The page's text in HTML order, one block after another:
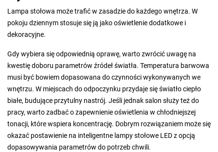
Lampa stołowa może trafić w zasadzie do każdego wnętrza. W
pokoju dziennym stosuje się ją jako oświetlenie dodatkowe i
dekoracyjne.
Gdy wybiera się odpowiednią oprawę, warto zwrócić uwagę na
kwestię doboru parametrów źródeł światła. Temperatura barwowa
musi być bowiem dopasowana do czynności wykonywanych we
wnętrzu. W miejscach do odpoczynku przydaje się światło ciepło
białe, budujące przytulny nastrój. Jeśli jednak salon służy też do
pracy, warto zadbać o zapewnienie oświetlenia w chłodniejszej
tonacji, które wspiera koncentrację. Dobrym rozwiązaniem może się
okazać postawienie na inteligentne lampy stołowe LED z opcją
dopasowywania parametrów do potrzeb chwili.